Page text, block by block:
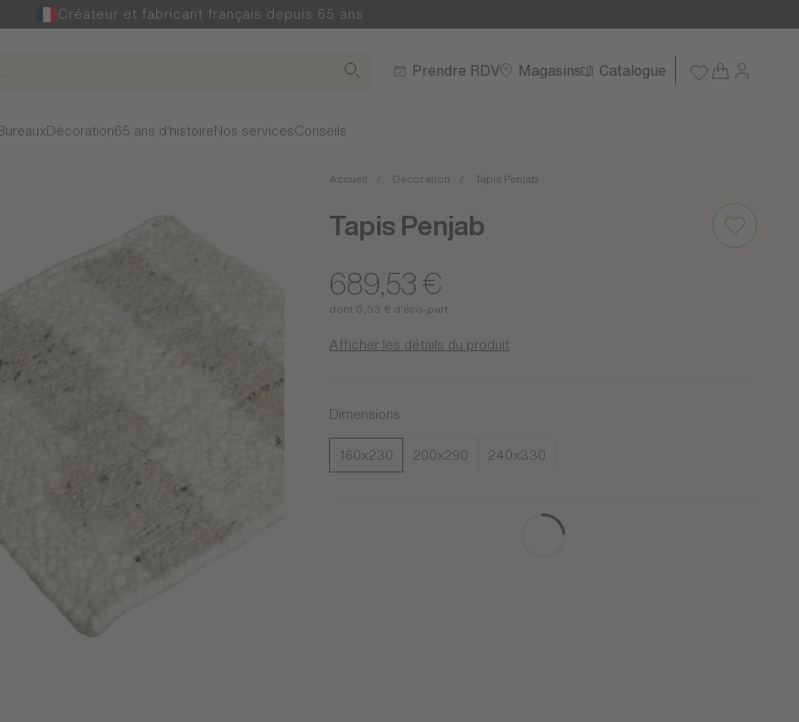
Créateur et fabricant français depuis 65 ans
Prendre RDV Magasins Catalogue
Décoration65 ans d'histoire Nos servicesConseils
Accueil Décoration Tapis Penjab
Tapis Penjab
689,53 €
dont 0,53 € d'éco-part
Afficher les détails du produit
Dimensions
160x230 200x290 240x330